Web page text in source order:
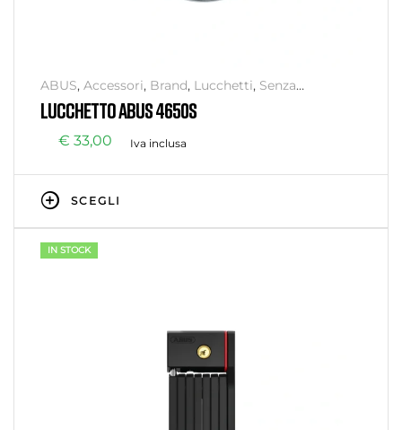
ABUS, Accessori, Brand, Lucchetti, Senza
categoria,Sicurezza
LUCCHETTO ABUS 4650S
€ 33,00 Iva inclusa
SCEGLI
IN STOCK